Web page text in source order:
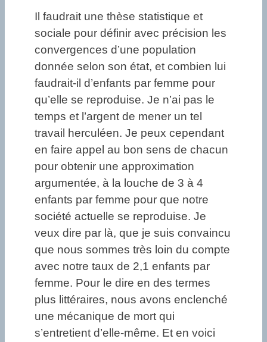
Il faudrait une thèse statistique et
sociale pour définir avec précision les
convergences d’une population
donnée selon son état, et combien lui
faudrait-il d’enfants par femme pour
qu’elle se reproduise. Je n’ai pas le
temps et l’argent de mener un tel
travail herculéen. Je peux cependant
en faire appel au bon sens de chacun
pour obtenir une approximation
argumentée, à la louche de 3 à 4
enfants par femme pour que notre
société actuelle se reproduise. Je
veux dire par là, que je suis convaincu
que nous sommes très loin du compte
avec notre taux de 2,1 enfants par
femme. Pour le dire en des termes
plus littéraires, nous avons enclenché
une mécanique de mort qui
s’entretient d’elle-même. Et en voici